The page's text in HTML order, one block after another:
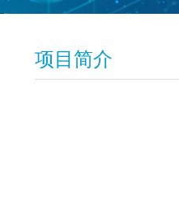
项目简介